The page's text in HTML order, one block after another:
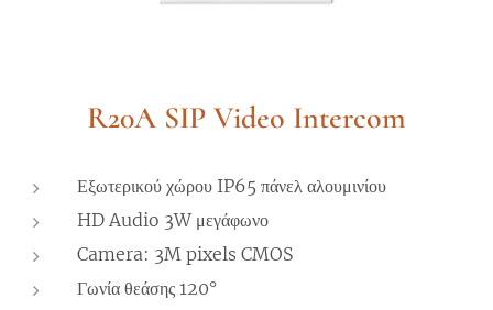
R20A SIP Video Intercom
Εξωτερικού χώρου IP65 πάνελ αλουμινίου
HD Audio 3W μεγάφωνο
Camera: 3M pixels CMOS
Γωνία θεάσης 120°